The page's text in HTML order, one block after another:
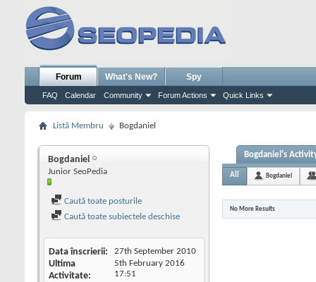
Forum
FAQ Calendar Community Forum Actions Quick Links
What's New? Spy
Listă Membru Bogdaniel
Bogdaniel
Junior SeoPedia
Caută toate posturile
Caută toate subiectele deschise
Data înscrierii 27th September 2010
Ultima
Activitate
5th February 2016
17:51
Bogdaniel's
All Bogdaniel
No More Results